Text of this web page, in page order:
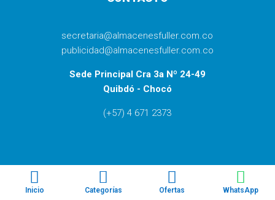

Inicio

Categorías

Ofertas

WhatsApp
secretaria@almacenesfuller.com.co
publicidad@almacenesfuller.com.co
Sede Principal Cra 3a Nº 24-49
Quibdó - Chocó
(+57) 4 671 2373
TODOS LOS DERECHOS RESERVADOS 2025.